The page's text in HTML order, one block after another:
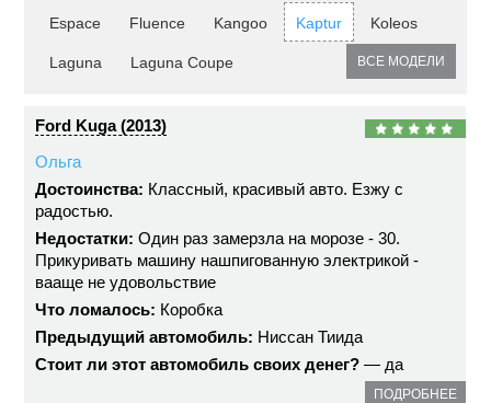
Espace Fluence Kangoo Kaptur Koleos
Laguna Laguna Coupe ВСЕ МОДЕЛИ
Ford Kuga (2013)
Ольга
Достоинства: Классный, красивый авто. Езжу с
радостью.
Недостатки: Один раз замерзла на морозе - 30.
Прикуривать машину нашпигованную электрикой -
вааще не удовольствие
Что ломалось: Коробка
Предыдущий автомобиль: Ниссан Тиида
Стоит ли этот автомобиль своих денег? — да
ПОДРОБНЕЕ